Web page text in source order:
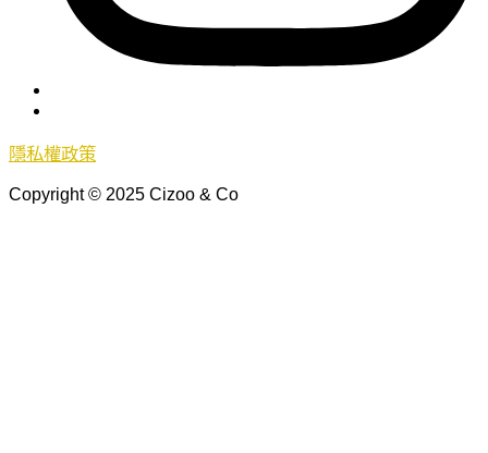
隱私權政策
Copyright © 2025 Cizoo & Co